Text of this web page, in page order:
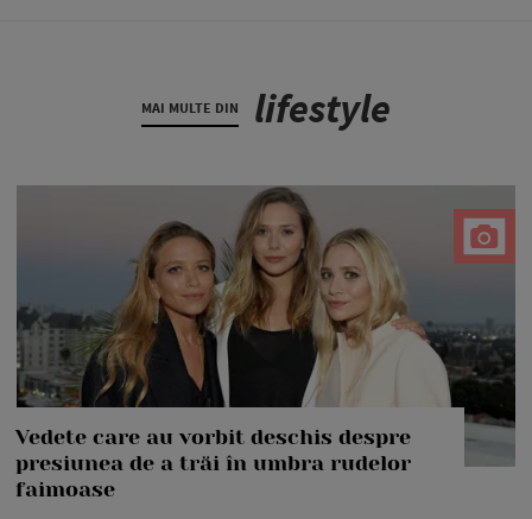
MAI MULTE DIN lifestyle
Vedete care au vorbit deschis despre
presiunea de a trăi în umbra rudelor
faimoase